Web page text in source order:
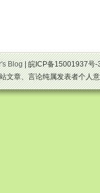
Blog| 皖ICP备15001937号
文章、言论纯属发表者个人